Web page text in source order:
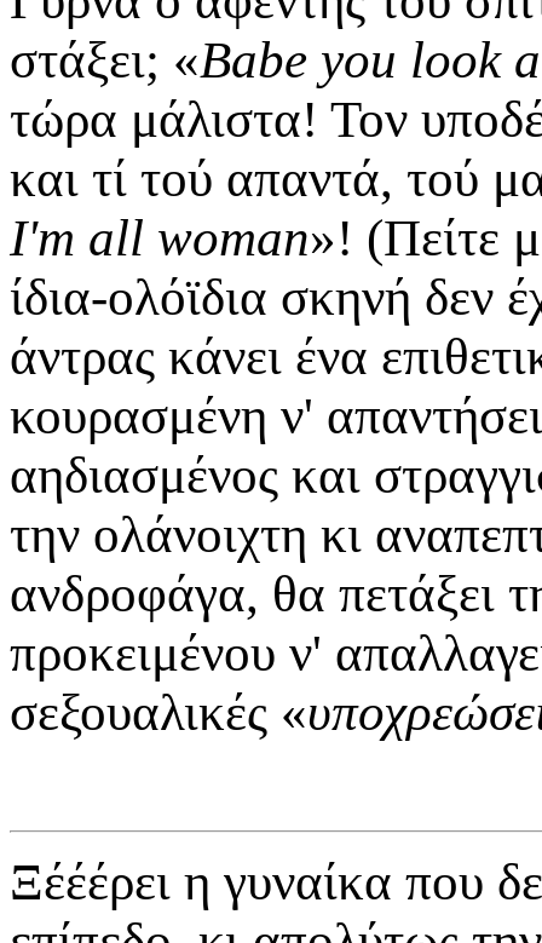
στάξει; «Βabe you look
τώρα μάλιστα! Τον
και τί τού απαντά, τού
I'm all woman»! (Πείτε
ίδια-ολόϊδια σκηνή δεν
άντρας κάνει ένα
κουρασμένη ν'
αηδιασμένος και
την ολάνοιχτη κι
ανδροφάγα, θα πετάξει
προκειμένου ν'
σεξουαλικές «
Ξέέέρει η γυναίκα που